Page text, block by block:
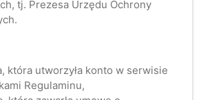
tj. Prezesa Urzędu Ochrony
która utworzyła konto w serwisie
Regulaminu,